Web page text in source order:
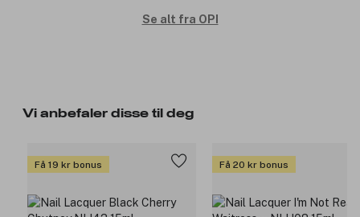
Se alt fra OPI
Vi anbefaler disse til deg
Få 19 kr bonus Få 20 kr bonus